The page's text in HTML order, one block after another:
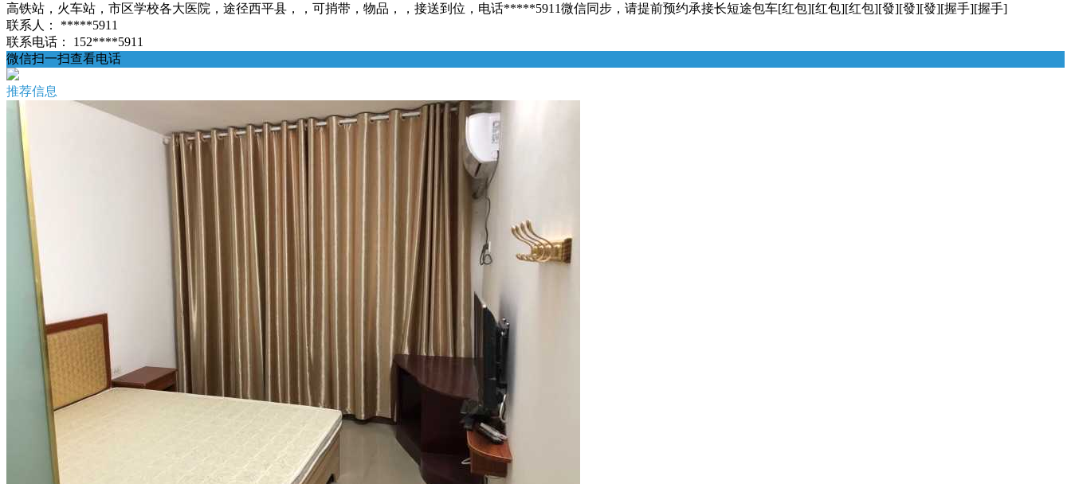
高铁站，火车站，市区学校各大医院，途径西平县，，可捎带，物品，，接送到位，电话*****5911微信同步，请提前预约承接长短途包车[红包][红包][红包][發][發][發][握手][握手]
联系人：
*****5911
联系电话：
152****5911
微信扫一扫查看电话
推荐信息